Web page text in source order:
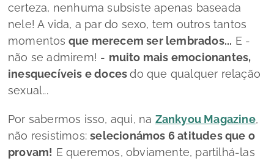
certeza, nenhuma subsiste apenas baseada
nele! A vida, a par do sexo, tem outros tantos
momentos que merecem ser lembrados... E -
não se admirem! - muito mais emocionantes,
inesquecíveis e docesdo que qualquer relação
sexual...
Por sabermos isso, aqui, na Zankyou Magazine,
não resistimos:selecionámos 6 atitudes que o
provam! E queremos, obviamente, partilhá-las